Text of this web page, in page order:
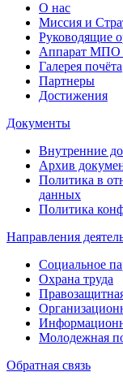
О нас
Миссия и
Руководящие
Аппарат МПО
Галерея почёта
Партнеры
Достижения
Документы
Внутренние
Архив
Политика в
данных
Политика
Направления
Социальное
Охрана труда
Молодежная
Обратная связь